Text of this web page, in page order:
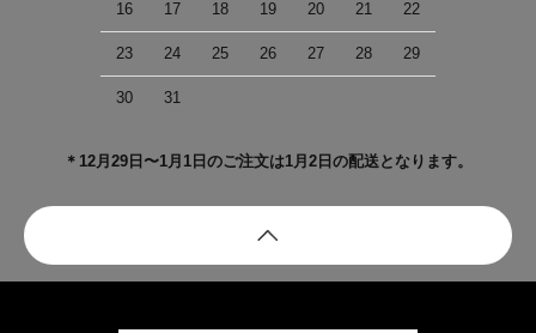
16 17 18 19 20 21 22
23 24 25 26 27 28 29
30 31
＊12月29日〜1月1日のご注文は1月2日の配送となります。